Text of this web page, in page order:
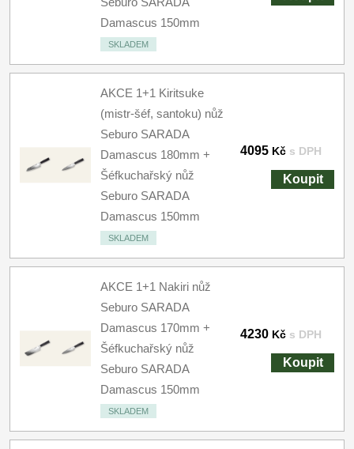
Damascus 150mm
SKLADEM
AKCE 1+1 Kiritsuke
(mistr-šéf, santoku) nůž
Seburo SARADA
Damascus 180mm +
Šéfkuchařský nůž
Seburo SARADA
Damascus 150mm
SKLADEM
4095 Kč s DPH
Koupit
AKCE 1+1 Nakiri nůž
Seburo SARADA
Damascus 170mm +
Šéfkuchařský nůž
Seburo SARADA
Damascus 150mm
SKLADEM
4230 Kč s DPH
Koupit